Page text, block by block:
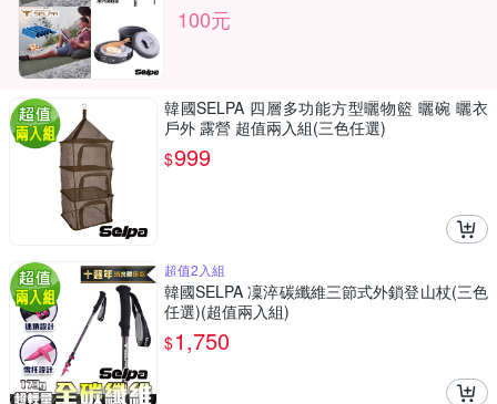
100元
韓國SELPA 四層多功能方型曬物籃 曬碗 曬衣
戶外 露營 超值兩入組(三色任選)
$999
超值2入組
韓國SELPA 凜淬碳纖維三節式外鎖登山杖(三色
任選)(超值兩入組)
$1,750